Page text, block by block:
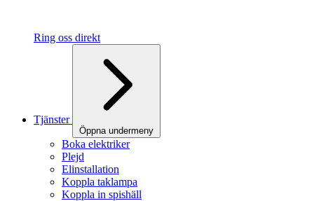
Ring oss direkt
Tjänster
Öppna undermeny
Boka elektriker
Plejd
Elinstallation
Koppla taklampa
Koppla in spishäll